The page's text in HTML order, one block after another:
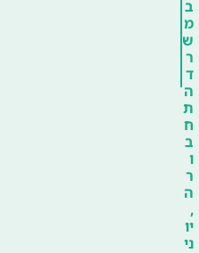
ב
מ
ש
ר
ד
ה
ת
ח
ב
ו
ר
ה
,
יו
ני